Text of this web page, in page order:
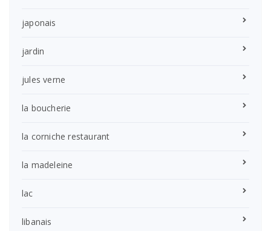
japonais
jardin
jules verne
la boucherie
la corniche restaurant
la madeleine
lac
libanais